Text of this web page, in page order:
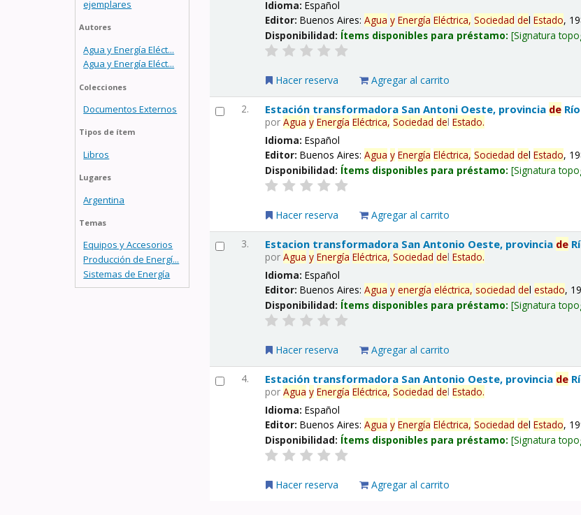
ejemplares
Autores
Agua y Energía Eléct...
Agua y Energía Eléct...
Colecciones
Documentos Externos
Tipos de ítem
Libros
Lugares
Argentina
Temas
Equipos y Accesorios
Producción de Energí...
Sistemas de Energía
Idioma:Español
Editor:Buenos Aires:Agua y Energía Eléctrica, Sociedad delEstado,
Disponibilidad: Ítems disponibles para préstamo: Signatura
Hacer reserva Agregar al carrito
2. Estación transformadora San Antoni Oeste, provincia de
porAgua y Energía Eléctrica, Sociedad delEstado.
Idioma:Español
Editor:Buenos Aires:Agua y Energía Eléctrica, Sociedad delEstado,
Disponibilidad: Ítems disponibles para préstamo: Signatura
Hacer reserva Agregar al carrito
3. Estacion transformadora San Antonio Oeste, provincia de
porAgua y Energía Eléctrica, Sociedad delEstado.
Idioma:Español
Editor:Buenos Aires:Agua y energía eléctrica, sociedad delestado,
Disponibilidad: Ítems disponibles para préstamo: Signatura
Hacer reserva Agregar al carrito
4. Estación transformadora San Antonio Oeste, provincia de
porAgua y Energía Eléctrica, Sociedad delEstado.
Idioma:Español
Editor:Buenos Aires:Agua y Energía Eléctrica, Sociedad delEstado,
Disponibilidad: Ítems disponibles para préstamo: Signatura
Hacer reserva Agregar al carrito